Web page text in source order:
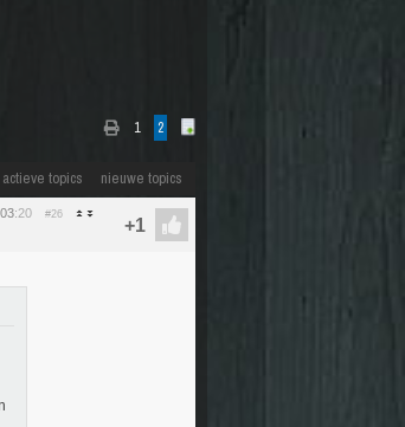
1 2
actieve topics nieuwe topics
:20 #26